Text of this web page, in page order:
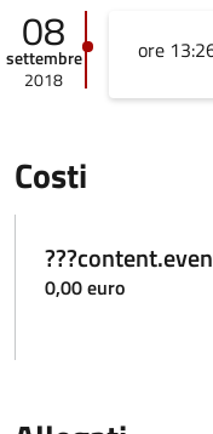
08
settembre
2018
ore
Costi
0,00 euro